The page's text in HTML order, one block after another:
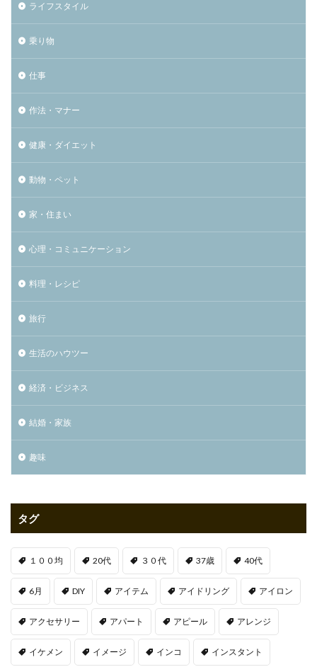
ライフスタイル
乗り物
仕事
作法・マナー
健康・ダイエット
動物・ペット
家・住まい
心理・コミュニケーション
料理・レシピ
旅行
生活のハウツー
経済・ビジネス
結婚・家族
趣味
タグ
１００均 20代 ３０代 37歳 40代
6月 DIY アイテム アイドリング アイロン
アクセサリー アパート アピール アレンジ
イケメン イメージ インコ インスタント